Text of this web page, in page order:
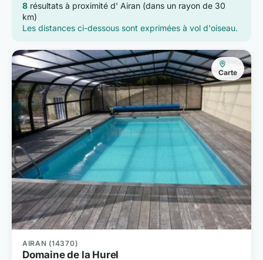
8 résultats à proximité d' Airan (dans un rayon de 30
km)
Les distances ci-dessous sont exprimées à vol d'oiseau.
Carte
AIRAN (14370)
Domaine de la Hurel